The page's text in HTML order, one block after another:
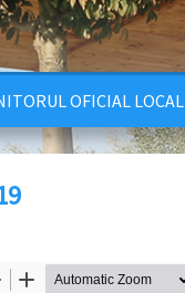
OFICIAL LOCAL